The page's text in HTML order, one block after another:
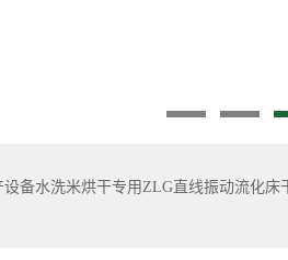
设备水洗米烘干专用ZLG直线振动流化床